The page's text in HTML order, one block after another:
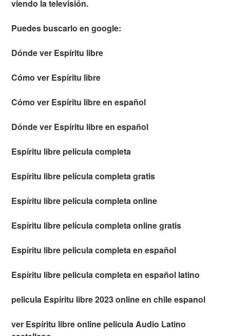
viendo la televisión.
Puedes buscarlo en google:
Dónde ver Espíritu libre
Cómo ver Espíritu libre
Cómo ver Espíritu libre en español
Dónde ver Espíritu libre en español
Espíritu libre película completa
Espíritu libre película completa gratis
Espíritu libre película completa online
Espíritu libre película completa online gratis
Espíritu libre pelicula completa en español
Espíritu libre pelicula completa en español latino
pelicula Espíritu libre 2023 online en chile espanol
ver Espíritu libre online pelicula Audio Latino